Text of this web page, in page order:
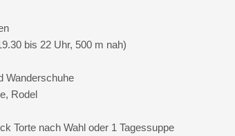
bis 22 Uhr, 500 m nah)
Wanderschuhe
Rodel
Torte nach Wahl oder 1 Tagessuppe